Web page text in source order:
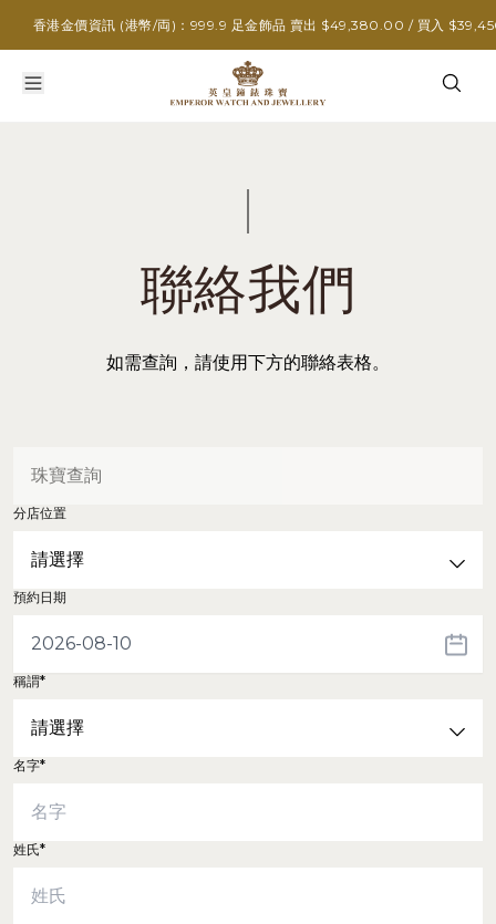
香港金價資訊 (港幣/両)：999.9 足金飾品 賣出 $49,380.00 / 買入
聯絡我們
如需查詢，請使用下方的聯絡表格。
分店位置
預約日期
稱謂*
名字*
姓氏*